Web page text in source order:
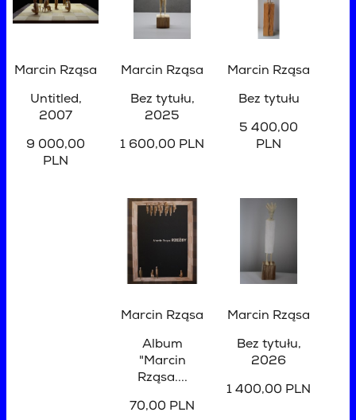
Marcin Rząsa
Untitled,
2007
9 000,00
PLN
Marcin Rząsa
Bez tytułu,
2025
1 600,00 PLN
Marcin Rząsa
Bez tytułu
5 400,00
PLN
Marcin Rząsa
Album
"Marcin
Rząsa....
70,00 PLN
Marcin Rząsa
Bez tytułu,
2026
1 400,00 PLN